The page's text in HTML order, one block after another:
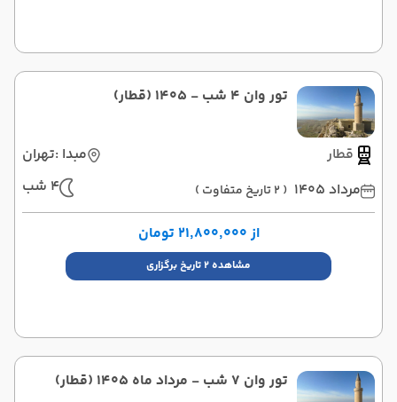
تور وان 4 شب - 1405 (قطار)
قطار مبدا :تهران
مرداد 1405
( 2 تاریخ متفاوت ) 4 شب
از ۲۱٬۸۰۰٬۰۰۰ تومان
مشاهده 2 تاریخ برگزاری
تور وان 7 شب - مرداد ماه 1405 (قطار)